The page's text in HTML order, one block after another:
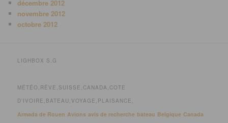
décembre 2012
novembre 2012
octobre 2012
LIGHBOX S.G
MÉTÉO,RÊVE,SUISSE,CANADA,COTE
D’IVOIRE,BATEAU,VOYAGE,PLAISANCE,
Armada de Rouen Avions avis de recherche bateau Belgique Canada